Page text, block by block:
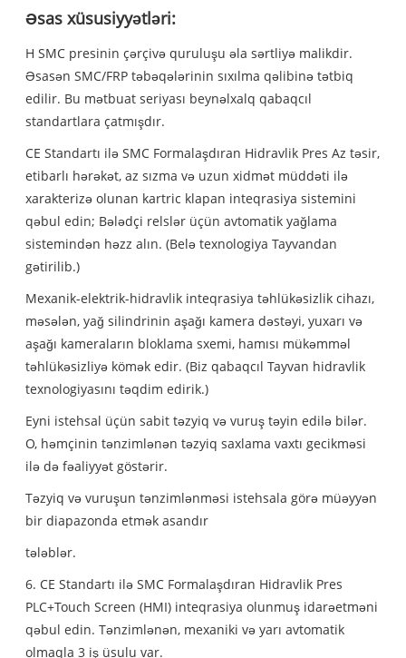
Əsas xüsusiyyətləri:
H SMC presinin çərçivə quruluşu əla sərtliyə malikdir.
Əsasən SMC/FRP təbəqələrinin sıxılma qəlibinə tətbiq
edilir. Bu mətbuat seriyası beynəlxalq qabaqcıl
standartlara çatmışdır.
CE Standartı ilə SMC Formalaşdıran Hidravlik Pres Az təsir,
etibarlı hərəkət, az sızma və uzun xidmət müddəti ilə
xarakterizə olunan kartric klapan inteqrasiya sistemini
qəbul edin; Bələdçi relslər üçün avtomatik yağlama
sistemindən həzz alın. (Belə texnologiya Tayvandan
gətirilib.)
Mexanik-elektrik-hidravlik inteqrasiya təhlükəsizlik cihazı,
məsələn, yağ silindrinin aşağı kamera dəstəyi, yuxarı və
aşağı kameraların bloklama sxemi, hamısı mükəmməl
təhlükəsizliyə kömək edir. (Biz qabaqcıl Tayvan hidravlik
texnologiyasını təqdim edirik.)
Eyni istehsal üçün sabit təzyiq və vuruş təyin edilə bilər.
O, həmçinin tənzimlənən təzyiq saxlama vaxtı gecikməsi
ilə də fəaliyyət göstərir.
Təzyiq və vuruşun tənzimlənməsi istehsala görə müəyyən
bir diapazonda etmək asandır
tələblər.
6. CE Standartı ilə SMC Formalaşdıran Hidravlik Pres
PLC+Touch Screen (HMI) inteqrasiya olunmuş idarəetməni
qəbul edin. Tənzimlənən, mexaniki və yarı avtomatik
olmaqla 3 iş üsulu var.